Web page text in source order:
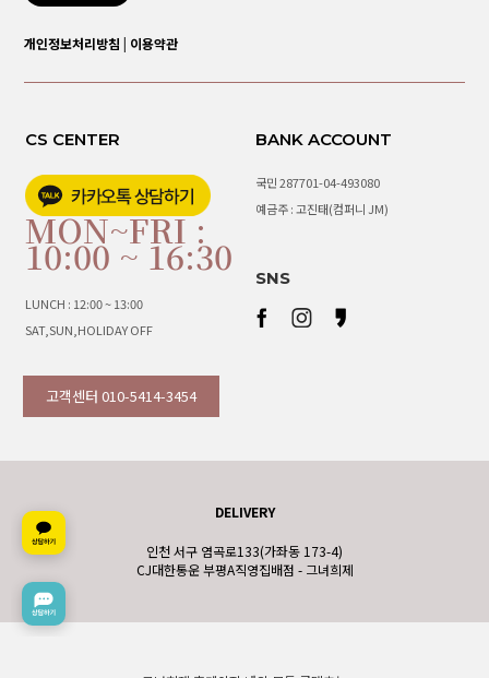
개인정보처리방침 이용약관
CS CENTER
MON~FRI :
10:00 ~ 16:30
LUNCH : 12:00 ~ 13:00
SAT,SUN,HOLIDAY OFF
고객센터 010-5414-3454
BANK ACCOUNT
국민 287701-04-493080
예금주 : 고진태(컴퍼니 JM)
SNS
DELIVERY
인천 서구 염곡로133(가좌동 173-4)
CJ대한통운 부평A직영집배점 - 그녀희제